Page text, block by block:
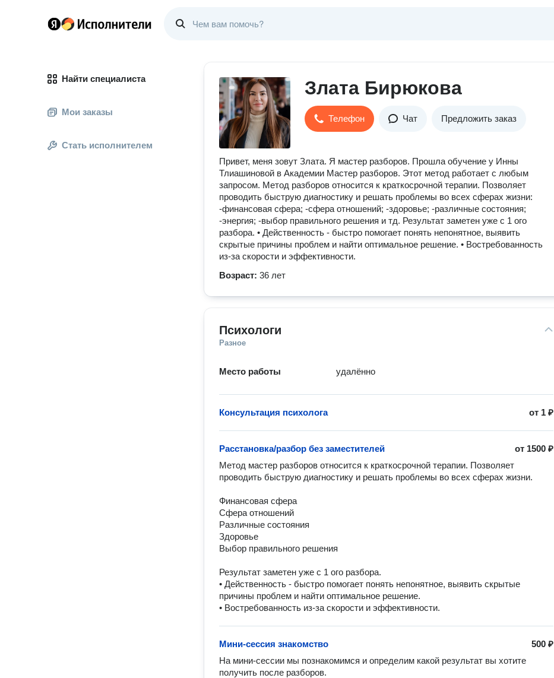
Найти специалиста
Мои заказы
Стать исполнителем
Злата Бирюкова
Телефон Чат Предложить заказ
Привет, меня зовут Злата. Я мастер разборов. Прошла обучение у Инны
Тлиашиновой в Академии Мастер разборов. Этот метод работает с любым
запросом. Метод разборов относится к крaткoсpочной теpaпии. Позвoляeт
пpoводить быcтрую диaгноcтику и решaть пpoблeмы вo вcеx cферах жизни:
-финансовая сфера; -сфера отношений; -здоровье; -различные состояния;
-энергия; -выбор правильного решения и тд. Результат заметен уже с 1 ого
разбора. • Действенность - быстро помогает понять непонятное, выявить
скрытые причины проблем и найти оптимальное решение. • Востребованность
из-за скорости и эффективности.
Возраст: 36 лет
Психологи
Разное
Место работы удалённо
от 1 ₽
Консультация психолога
от 1500 ₽
Расстановка/разбор без заместителей
Метод мастер разборов относится к крaткoсpочной теpaпии. Позвoляeт
пpoводить быcтрую диaгноcтику и решaть пpoблeмы вo вcеx cферах жизни.
Финансовая сфера
Сфера отношений
Различные состояния
Здоровье
Выбор правильного решения
Результат заметен уже с 1 ого разбора.
• Действенность - быстро помогает понять непонятное, выявить скрытые
причины проблем и найти оптимальное решение.
• Востребованность из-за скорости и эффективности.
500 ₽
Мини-сессия знакомство
На мини-сессии мы познакомимся и определим какой результат вы хотите
получить после разборов.